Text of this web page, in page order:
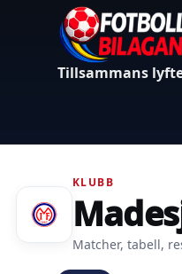
Tillsammans
KLUBB
Matcher, tabell,